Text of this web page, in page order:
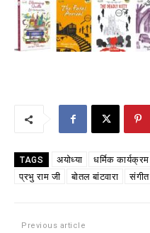
TAGS अयोध्या धर्मिक कार्यक्रम
प्रभु राम जी
बोतल बांटवारा संगीत
Previous article